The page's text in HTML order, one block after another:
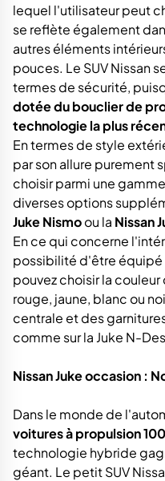
lequel l'utilisateur peut
se reflète également
autres éléments
pouces. Le SUV Nissan
termes de sécurité,
dotée du bouclier de
technologie la plus
En termes de style
par son allure purement
choisir parmi une
diverses options
Juke Nismoou la Nissan
En ce qui concerne
possibilité d'être équipé
pouvez choisir la
rouge, jaune, blanc ou
centrale et des
comme sur la Juke N-
Nissan Juke occasion :
Dans le monde de
voitures à propulsion
technologie hybride
géant. Le petit SUV